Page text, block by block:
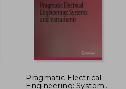
Pragmatic Electrical
Engineering: Systems